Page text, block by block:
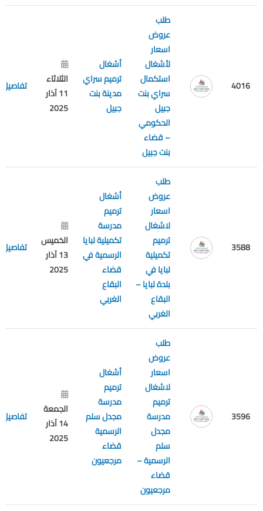
4016
طلب
عروض
اسعار
لأشغال
استكمال
سراي بنت
جبيل
الحكومي
– قضاء
بنت جبيل
أشغال
ترميم سراي
مدينة بنت
جبيل
الثلاثاء
11 آذار
2025
تفاصيل
3588
طلب
عروض
اسعار
لاشغال
ترميم
تكميلية
لبايا في
بلدة لبايا –
البقاع
الغربي
أشغال
ترميم
مدرسة
تكميلية لبايا
الرسمية في
قضاء
البقاع
الغربي
الخميس
13 آذار
2025
تفاصيل
3596
طلب
عروض
اسعار
لاشغال
ترميم
مدرسة
مجدل
سلم
الرسمية –
قضاء
مرجعيون
أشغال
ترميم
مدرسة
مجدل سلم
الرسمية
قضاء
مرجعيون
الجمعة
14 آذار
2025
تفاصيل